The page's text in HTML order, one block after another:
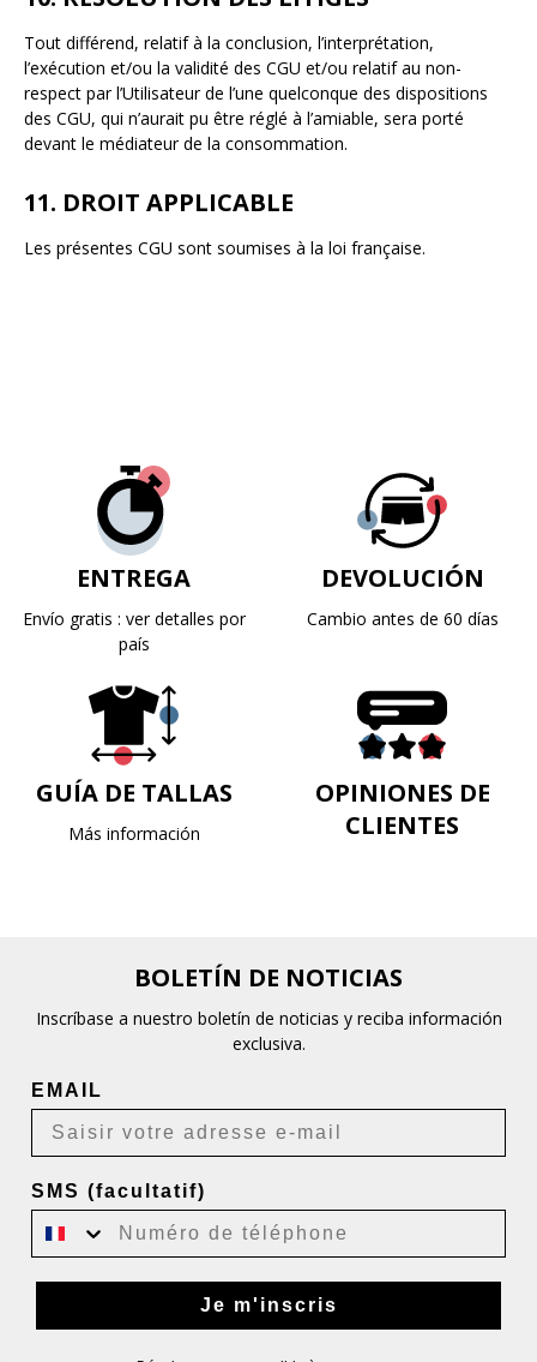
Tout différend, relatif à la conclusion, l’interprétation,
l’exécution et/ou la validité des CGU et/ou relatif au non-
respect par l’Utilisateur de l’une quelconque des dispositions
des CGU, qui n’aurait pu être réglé à l’amiable, sera porté
devant le médiateur de la consommation.
11. DROIT APPLICABLE
Les présentes CGU sont soumises à la loi française.
ENTREGA
Envío gratis : ver detalles por
país
DEVOLUCIÓN
Cambio antes de 60 días
GUÍA DE TALLAS
Más información
OPINIONES DE
CLIENTES
BOLETÍN DE NOTICIAS
Inscríbase a nuestro boletín de noticias y reciba información
exclusiva.
EMAIL
SMS (facultatif)
Je m'inscris